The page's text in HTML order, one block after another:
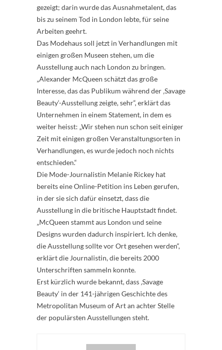
gezeigt; darin wurde das Ausnahmetalent, das
bis zu seinem Tod in London lebte, für seine
Arbeiten geehrt.
Das Modehaus soll jetzt in Verhandlungen mit
einigen großen Museen stehen, um die
Ausstellung auch nach London zu bringen.
„Alexander McQueen schätzt das große
Interesse, das das Publikum während der ‚Savage
Beauty‘-Ausstellung zeigte, sehr“, erklärt das
Unternehmen in einem Statement, in dem es
weiter heisst: „Wir stehen nun schon seit einiger
Zeit mit einigen großen Veranstaltungsorten in
Verhandlungen, es wurde jedoch noch nichts
entschieden.“
Die Mode-Journalistin Melanie Rickey hat
bereits eine Online-Petition ins Leben gerufen,
in der sie sich dafür einsetzt, dass die
Ausstellung in die britische Hauptstadt findet.
„McQueen stammt aus London und seine
Designs wurden dadurch inspiriert. Ich denke,
die Ausstellung sollte vor Ort gesehen werden“,
erklärt die Journalistin, die bereits 2000
Unterschriften sammeln konnte.
Erst kürzlich wurde bekannt, dass ‚Savage
Beauty‘ in der 141-jährigen Geschichte des
Metropolitan Museum of Art an achter Stelle
der populärsten Ausstellungen steht.